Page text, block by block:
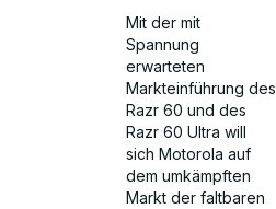
Mit der mit
Spannung
erwarteten
Markteinführung des
Razr 60 und des
Razr 60 Ultra will
sich Motorola auf
dem umkämpften
Markt der faltbaren